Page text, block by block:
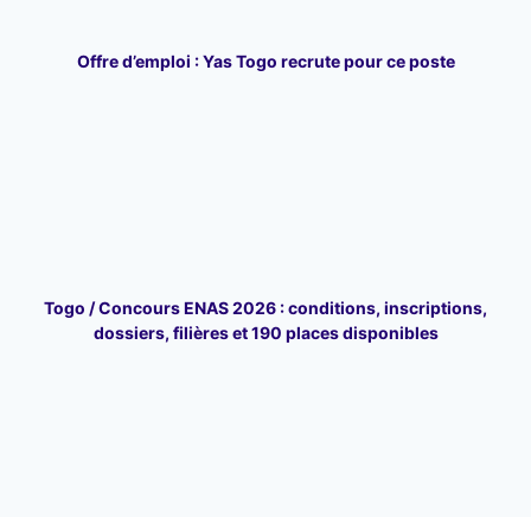
Offre d’emploi : Yas Togo recrute pour ce poste
Togo / Concours ENAS 2026 : conditions, inscriptions,
dossiers, filières et 190 places disponibles